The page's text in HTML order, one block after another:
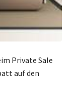
Private Sale
auf den